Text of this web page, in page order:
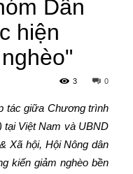
Dân
hiện
0
3
tác giữa Chương trình
tại Việt Nam và UBND
Xã hội, Hội Nông dân
kiến giảm nghèo bền